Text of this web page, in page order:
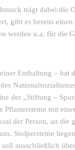
trägt dabei die
gibt es bereits
werden u.a. für die
Enthaltung – hat
der „Stiftung –
Pflastersteine mit
der Person, an
Stolpersteine
ausschließlich